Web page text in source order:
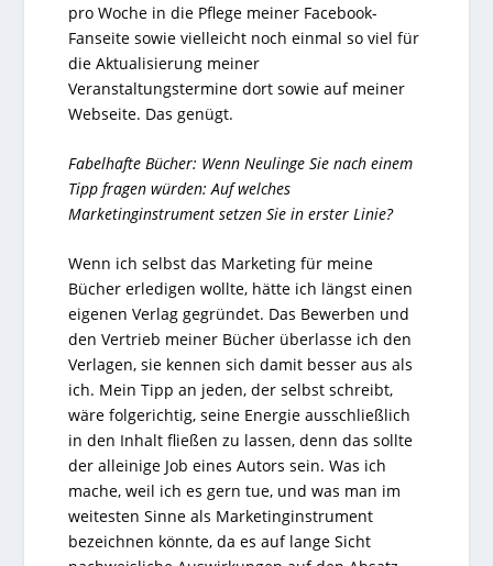
pro Woche in die Pflege meiner Facebook-
Fanseite sowie vielleicht noch einmal so viel für
die Aktualisierung meiner
Veranstaltungstermine dort sowie auf meiner
Webseite. Das genügt.
Fabelhafte Bücher: Wenn Neulinge Sie nach einem
Tipp fragen würden: Auf welches
Marketinginstrument setzen Sie in erster Linie?
Wenn ich selbst das Marketing für meine
Bücher erledigen wollte, hätte ich längst einen
eigenen Verlag gegründet. Das Bewerben und
den Vertrieb meiner Bücher überlasse ich den
Verlagen, sie kennen sich damit besser aus als
ich. Mein Tipp an jeden, der selbst schreibt,
wäre folgerichtig, seine Energie ausschließlich
in den Inhalt fließen zu lassen, denn das sollte
der alleinige Job eines Autors sein. Was ich
mache, weil ich es gern tue, und was man im
weitesten Sinne als Marketinginstrument
bezeichnen könnte, da es auf lange Sicht